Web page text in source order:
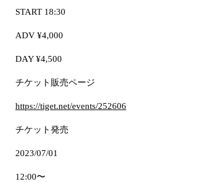
START 18:30
ADV ¥4,000
DAY ¥4,500
チケット販売ページ
https://tiget.net/events/252606
チケット発売
2023/07/01
12:00〜